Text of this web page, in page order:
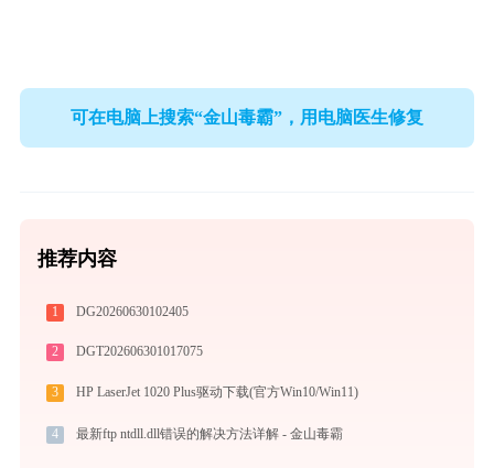
可在电脑上搜索“金山毒霸”，用电脑医生修复
推荐内容
1 DG20260630102405
2 DGT202606301017075
3 HP LaserJet 1020 Plus驱动下载(官方Win10/Win11)
4 最新ftp ntdll.dll错误的解决方法详解 - 金山毒霸